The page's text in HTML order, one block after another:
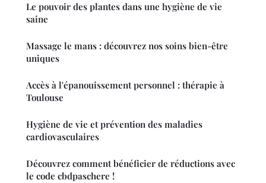
Le pouvoir des plantes dans une hygiène de vie
saine
Massage le mans : découvrez nos soins bien-être
uniques
Accès à l'épanouissement personnel : thérapie à
Toulouse
Hygiène de vie et prévention des maladies
cardiovasculaires
Découvrez comment bénéficier de réductions avec
le code cbdpaschere !